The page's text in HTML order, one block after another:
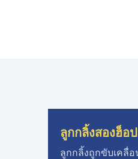
ลูกกลิ้งสองฮ็อ
ลูกกลิ้งถูกขับเคลื่อ